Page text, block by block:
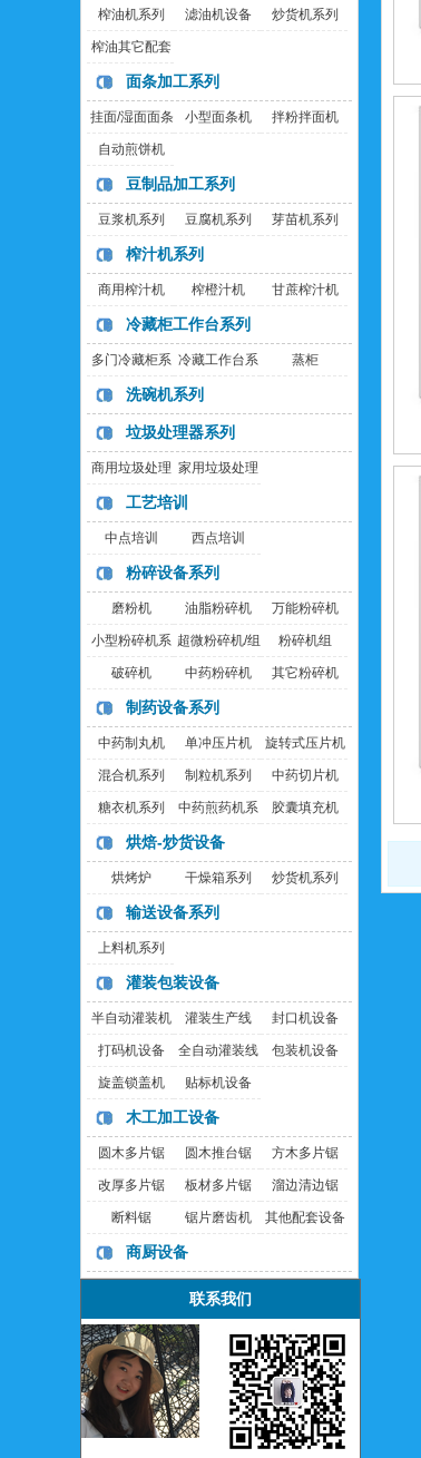
榨油机系列 滤油机设备 炒货机系列
榨油其它配套
设备
面条加工系列
挂面/湿面面条
机
小型面条机 拌粉拌面机
自动煎饼机
豆制品加工系列
豆浆机系列 豆腐机系列 芽苗机系列
榨汁机系列
商用榨汁机 榨橙汁机 甘蔗榨汁机
冷藏柜工作台系列
多门冷藏柜系
列
冷藏工作台系
蒸柜
洗碗机系列
垃圾处理器系列
商用垃圾处理
器
家用垃圾处理
工艺培训
中点培训 西点培训
粉碎设备系列
磨粉机 油脂粉碎机 万能粉碎机
小型粉碎机系
列
超微粉碎机/组 粉碎机组
破碎机 中药粉碎机 其它粉碎机
制药设备系列
中药制丸机 单冲压片机 旋转式压片机
混合机系列 制粒机系列 中药切片机
糖衣机系列
中药煎药机系
列
胶囊填充机
烘焙-炒货设备
烘烤炉 干燥箱系列 炒货机系列
输送设备系列
上料机系列
灌装包装设备
半自动灌装机 灌装生产线 封口机设备
打码机设备 全自动灌装线 包装机设备
旋盖锁盖机 贴标机设备
木工加工设备
圆木多片锯 圆木推台锯 方木多片锯
改厚多片锯 板材多片锯 溜边清边锯
断料锯 锯片磨齿机 其他配套设备
商厨设备
联系我们